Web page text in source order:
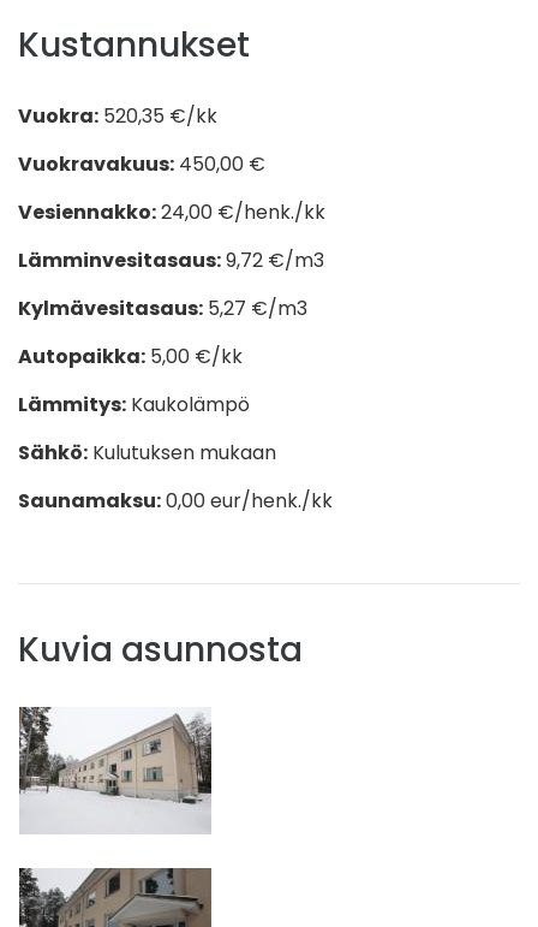
Kustannukset
Vuokra: 520,35 €/kk
Vuokravakuus: 450,00 €
Vesiennakko:24,00 €/henk./kk
Lämminvesitasaus:9,72 €/m3
Kylmävesitasaus: 5,27 €/m3
Autopaikka: 5,00 €/kk
Lämmitys: Kaukolämpö
Sähkö: Kulutuksen mukaan
Saunamaksu:0,00eur/henk./kk
Kuvia asunnosta